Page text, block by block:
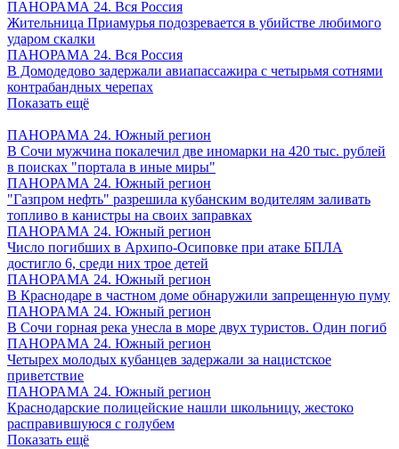
ПАНОРАМА 24. Вся Россия
Жительница Приамурья подозревается в убийстве любимого
ударом скалки
ПАНОРАМА 24. Вся Россия
В Домодедово задержали авиапассажира с четырьмя сотнями
контрабандных черепах
Показать ещё
ПАНОРАМА 24. Южный регион
В Сочи мужчина покалечил две иномарки на 420 тыс. рублей
в поисках "портала в иные миры"
ПАНОРАМА 24. Южный регион
"Газпром нефть" разрешила кубанским водителям заливать
топливо в канистры на своих заправках
ПАНОРАМА 24. Южный регион
Число погибших в Архипо-Осиповке при атаке БПЛА
достигло 6, среди них трое детей
ПАНОРАМА 24. Южный регион
В Краснодаре в частном доме обнаружили запрещенную пуму
ПАНОРАМА 24. Южный регион
В Сочи горная река унесла в море двух туристов. Один погиб
ПАНОРАМА 24. Южный регион
Четырех молодых кубанцев задержали за нацистское
приветствие
ПАНОРАМА 24. Южный регион
Краснодарские полицейские нашли школьницу, жестоко
расправившуюся с голубем
Показать ещё